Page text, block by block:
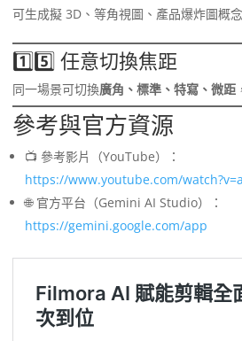
可生成擬 3D、等角視圖、產品爆炸圖概
1️⃣5️⃣ 任意切換焦距
同一場景可切換廣角、標準、特寫、微距
參考與官方資源
📺 參考影片（YouTube）：
https://www.youtube.com/
🌐 官方平台（Gemini AI Studio）：
https://gemini.google.com/app